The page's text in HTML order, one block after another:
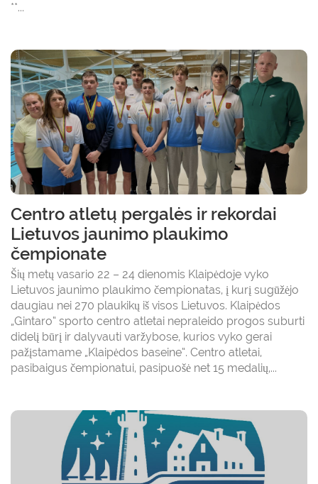
**...
Centro atletų pergalės ir rekordai
Lietuvos jaunimo plaukimo
čempionate
Šių metų vasario 22 – 24 dienomis Klaipėdoje vyko
Lietuvos jaunimo plaukimo čempionatas, į kurį sugūžėjo
daugiau nei 270 plaukikų iš visos Lietuvos. Klaipėdos
„Gintaro“ sporto centro atletai nepraleido progos suburti
didelį būrį ir dalyvauti varžybose, kurios vyko gerai
pažįstamame „Klaipėdos baseine“. Centro atletai,
pasibaigus čempionatui, pasipuošė net 15 medalių,...